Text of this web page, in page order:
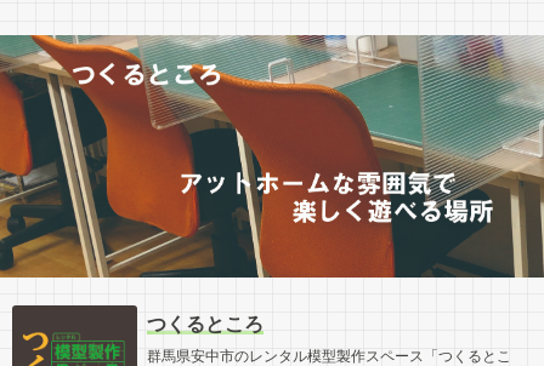
つくるところ
群馬県安中市のレンタル模型製作スペース「つくるとこ